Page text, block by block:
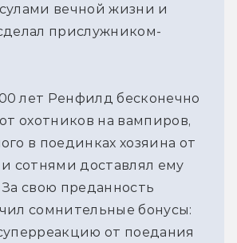
вечной жизни и
прислужником-
лет Ренфилд бесконечно
охотников на вампиров,
в поединках хозяина от
и сотнями доставлял ему
свою преданность
cомнительные бонусы:
от поедания